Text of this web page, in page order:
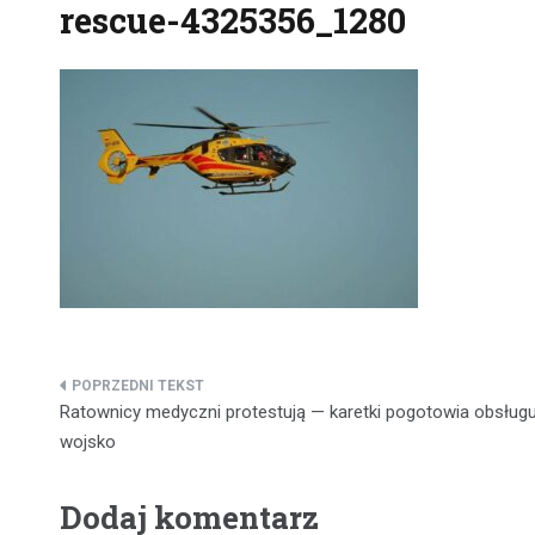
rescue-4325356_1280
Nawigacja
wpisu
Ratownicy medyczni protestują — karetki pogotowia
wojsko
Dodaj komentarz